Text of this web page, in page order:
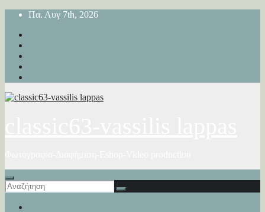
Μετάβαση
περιεχόμενο
Πα. Αυγ 7th, 2026